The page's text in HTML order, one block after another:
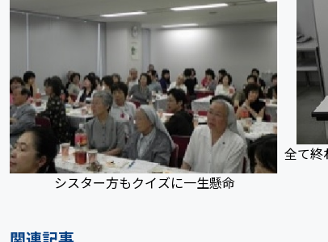
シスター方もクイズに一生懸命
全て終